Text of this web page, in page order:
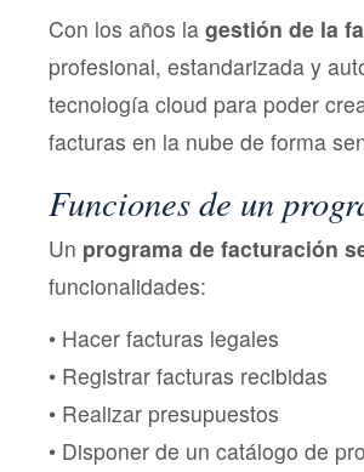
Con los años la gestión de la
profesional, estandarizada y
tecnología cloud para poder
facturas en la nube de forma
Funciones de un
Un programa de facturación
funcionalidades:
• Hacer facturas legales
• Registrar facturas recibidas
• Realizar presupuestos
• Disponer de un catálogo de